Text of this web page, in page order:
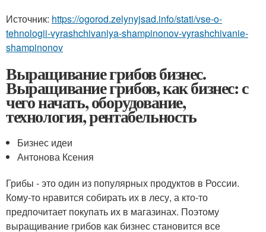
Источник: https://ogorod.zelynyjsad.info/stati/vse-o-
tehnologii-vyrashchivaniya-shampinonov-vyrashchivanie-
shampinonov
Выращивание грибов бизнес.
Выращивание грибов, как бизнес: с
чего начать, оборудование,
технология, рентабельность
Бизнес идеи
Антонова Ксения
Грибы - это один из популярных продуктов в России.
Кому-то нравится собирать их в лесу, а кто-то
предпочитает покупать их в магазинах. Поэтому
выращивание грибов как бизнес становится все